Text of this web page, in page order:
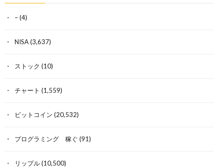
–(4)
NISA(3,637)
ストック (10)
チャート (1,559)
ビットコイン (20,532)
プログラミング 稼ぐ (91)
リップル(10,500)